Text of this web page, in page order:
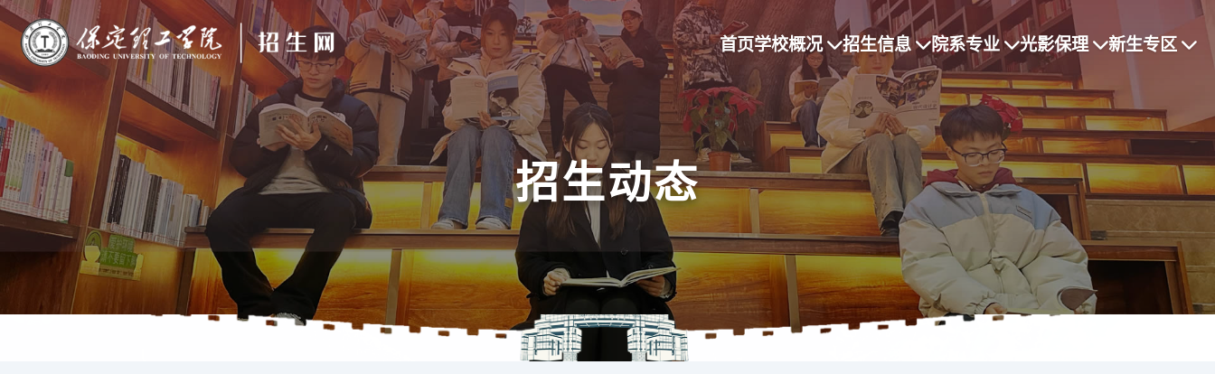
首页学校概况 招生信息 院系专业 光影保理 新生专区
招生动态